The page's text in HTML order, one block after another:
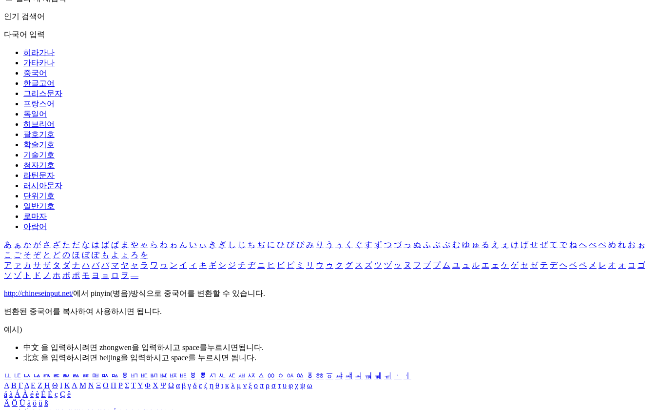
인기 검색어
다국어 입력
히라가나
가타카나
중국어
한글고어
그리스문자
프랑스어
독일어
히브리어
괄호기호
학술기호
기술기호
첨자기호
라틴문자
러시아문자
단위기호
일반기호
로마자
아랍어
あ ぁ か が さ ざ た だ な は ば ぱ ま や ゃ ら わ ゎ ん い ぃ き ぎ し じ ち ぢ に ひ び ぴ み り う ぅ く ぐ す ず つ づ っ ぬ ふ ぶ ぷ む ゆ ゅ る え ぇ け げ せ ぜ て で ね へ べ ぺ め れ お ぉ
こ ご そ ぞ と ど の ほ ぼ ぽ も よ ょ ろ を
ア ァ カ サ ザ タ ダ ナ ハ バ パ マ ヤ ャ ラ ワ ヮ ン イ ィ キ ギ シ ジ チ ヂ ニ ヒ ビ ピ ミ リ ウ ゥ ク グ ス ズ ツ ヅ ッ ヌ フ ブ プ ム ユ ュ ル エ ェ ケ ゲ セ ゼ テ デ ヘ ベ ペ メ レ オ ォ コ ゴ
ソ ゾ ト ド ノ ホ ボ ポ モ ヨ ョ ロ ヲ ―
http://chineseinput.net/에서 pinyin(병음)방식으로 중국어를 변환할 수 있습니다.
변환된 중국어를 복사하여 사용하시면 됩니다.
예시)
中文 을 입력하시려면 zhongwen을 입력하시고 space를누르시면됩니다.
北京 을 입력하시려면 beijing을 입력하시고 space를 누르시면 됩니다.
ㅥ ㅦ ㅧ ㅨ ㅩ ㅪ ㅫ ㅬ ㅭ ㅮ ㅯ ㅰ ㅱ ㅲ ㅳ ㅴ ㅵ ㅶ ㅷ ㅸ ㅹ ㅺ ㅻ ㅼ ㅽ ㅾ ㅿ ㆀ ㆁ ㆂ ㆃ ㆄ ㆅ ㆆ ㆇ ㆈ ㆉ ㆊ ㆋ ㆌ ㆍ
ㆎ
Α Β ΓΔ Ε Ζ Η Θ Ι ΚΛ Μ Ν Ξ Ο Π Ρ Σ ΤΥ Φ Χ Ψ Ω α β γ δ ε ζ η θ ι κ λ μ ν ξ ο π ρ σ τ υ φ χ ψ ω
á à Á À é è É È ç Ç ê
Ä Ö Ü ä ö ü ß